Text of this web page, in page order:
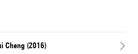
Cheng (2016)